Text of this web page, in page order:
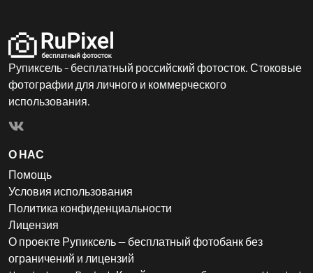
Рупиксель - бесплатный российский фотосток. Стоковые
фотографии для личного и коммерческого
использования.
О НАС
Помощь
Условия использования
Политика конфиденциальности
Лицензия
О проекте Рупиксель — бесплатный фотобанк без
ограничений и лицензий